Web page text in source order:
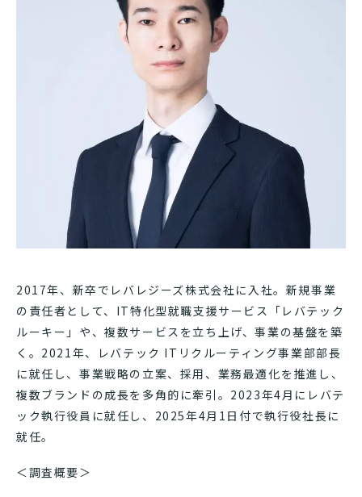
2017年、新卒でレバレジーズ株式会社に入社。新規事業
の責任者として、IT特化型就職支援サービス「レバテック
ルーキー」や、複数サービスを立ち上げ、事業の基盤を築
く。2021年、レバテック ITリクルーティング事業部部長
に就任し、事業戦略の立案、採用、業務最適化を推進し、
複数ブランドの成長を多角的に牽引。2023年4月にレバテ
ック執行役員に就任し、2025年4月1日付で執行役社長に
就任。
＜調査概要＞